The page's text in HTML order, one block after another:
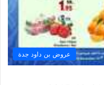
عروض بن داود جدة